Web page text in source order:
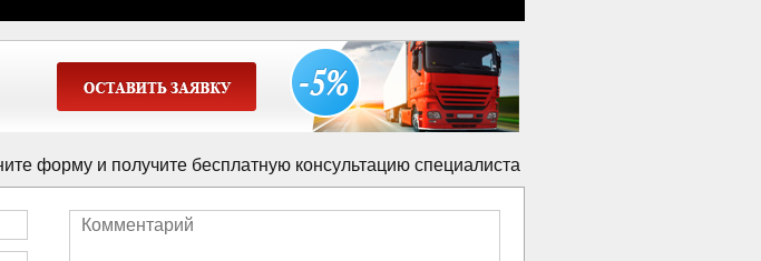
форму и получите бесплатную консультацию специалиста